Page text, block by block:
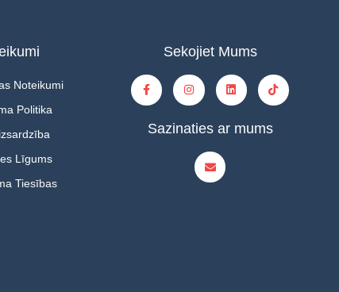
Noteikumi
Politika
Līgums
Tiesības
Sekojiet Mums
Sazinaties ar mums